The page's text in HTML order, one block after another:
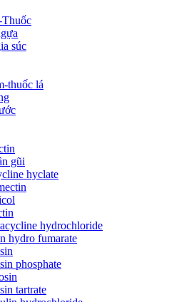
Thuốc
súc
thuốc lá
gũi
hyclate
hydrochloride
hydro fumarate
phosphate
tartrate